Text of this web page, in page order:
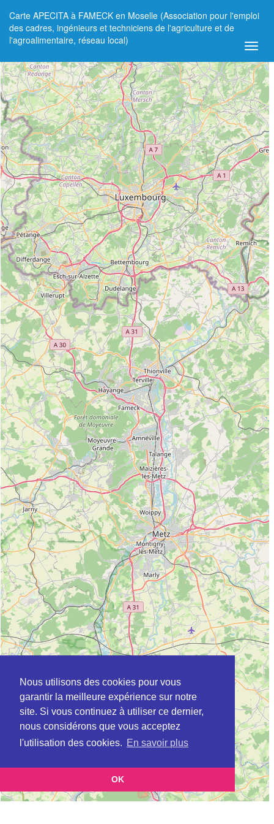
Nous utilisons des cookies pour vous
garantir la meilleure expérience sur notre
site. Si vous continuez à utiliser ce dernier,
nous considérons que vous acceptez
l'utilisation des cookies. En savoir plus
OK
Carte APECITA à FAMECK en Moselle (Association pour l'emploi
des cadres, ingénieurs et techniciens de l'agriculture et de
l'agroalimentaire, réseau local)
+
−